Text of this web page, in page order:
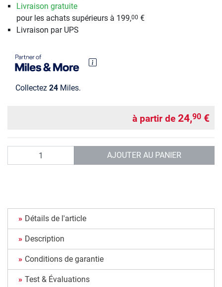
Livraison gratuite
pour les achats supérieurs à 199,00 €
Livraison par UPS
Collectez 24 Miles.
à partir de 24,90 €
AJOUTER AU PANIER
Détails de l'article
Description
Conditions de garantie
Test & Évaluations